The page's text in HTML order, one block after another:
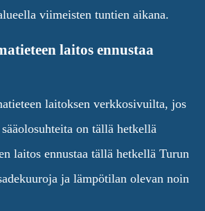
viimeisten tuntien aikana.
laitos ennustaa
laitoksen verkkosivuilta, jos
on tällä hetkellä
laitos ennustaa tällä hetkellä Turun
ja lämpötilan olevan noin